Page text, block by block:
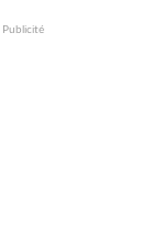
Publicité